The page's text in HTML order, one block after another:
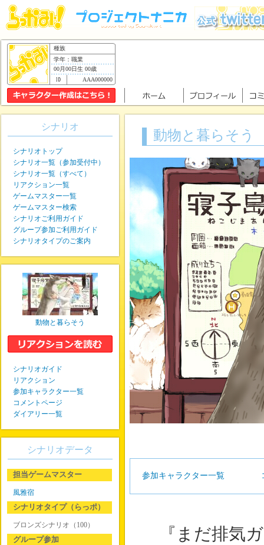
種族
学年：職業
00月00日生 00歳
AAA000000
動物と暮らそう
参加キャラクター一覧
『まだ排気
シナリオ
シナリオトップ
シナリオ一覧（参加受付中）
シナリオ一覧（すべて）
リアクション一覧
ゲームマスター一覧
ゲームマスター検索
シナリオご利用ガイド
グループ参加ご利用ガイド
シナリオタイプのご案内
動物と暮らそう
シナリオガイド
リアクション
参加キャラクター一覧
コメントページ
ダイアリー一覧
シナリオデータ
担当ゲームマスター
風雅宿
シナリオタイプ（らっポ）
ブロンズシナリオ（100）
グループ参加